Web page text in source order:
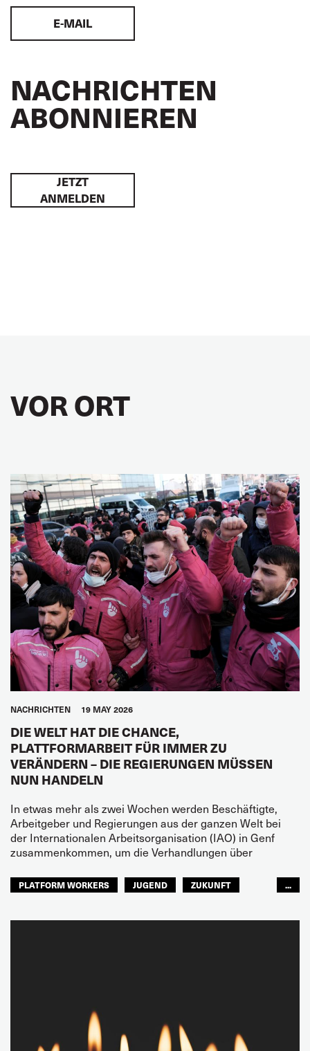
E-MAIL
NACHRICHTEN
ABONNIEREN
JETZT
ANMELDEN
VOR ORT
NACHRICHTEN 19 MAY 2026
DIE WELT HAT DIE CHANCE,
PLATTFORMARBEIT FÜR IMMER ZU
VERÄNDERN – DIE REGIERUNGEN MÜSSEN
NUN HANDELN
In etwas mehr als zwei Wochen werden Beschäftigte,
Arbeitgeber und Regierungen aus der ganzen Welt bei
der Internationalen Arbeitsorganisation (IAO) in Genf
zusammenkommen, um die Verhandlungen über
PLATFORM WORKERS JUGEND
ZUKUNFT
...